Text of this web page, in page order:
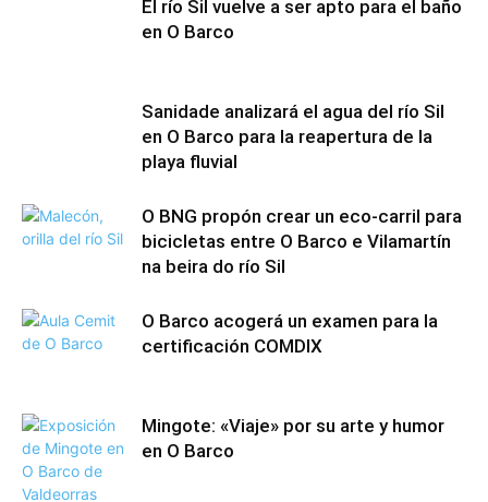
El río Sil vuelve a ser apto para el baño
en O Barco
Sanidade analizará el agua del río Sil
en O Barco para la reapertura de la
playa fluvial
O BNG propón crear un eco-carril para
bicicletas entre O Barco e Vilamartín
na beira do río Sil
O Barco acogerá un examen para la
certificación COMDIX
Mingote: «Viaje» por su arte y humor
en O Barco